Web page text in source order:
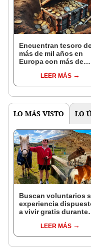
Encuentran tesoro
más de mil años en
Europa con más de
y piezas orfebres del
siglo X
LEER MÁS
LO MÁS VISTO LO
Buscan voluntarios
experiencia
a vivir gratis durante
cuidar caballos,
y otros animales
LEER MÁS